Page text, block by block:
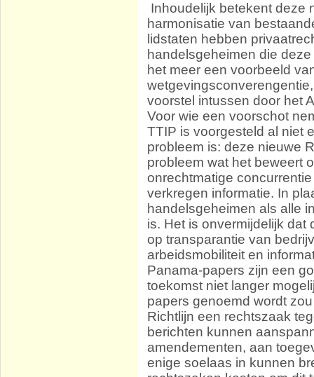
Inhoudelijk betekent deze
harmonisatie van
lidstaten hebben
handelsgeheimen die
het meer een voorbeeld
voorstel intussen door het
Voor wie een voorschot
TTIP is voorgesteld al niet
probleem is: deze nieuwe
probleem wat het beweert
onrechtmatige
verkregen informatie. In
handelsgeheimen als alle
is. Het is onvermijdelijk
op transparantie van
arbeidsmobiliteit en
Panama-papers zijn een
toekomst niet langer
papers genoemd wordt
Richtlijn een rechtszaak
berichten kunnen
amendementen, aan
enige soelaas in kunnen